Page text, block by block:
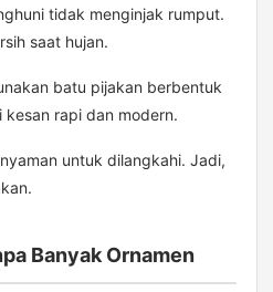
tidak menginjak rumput.
saat hujan.
batu pijakan berbentuk
rapi dan modern.
untuk dilangkahi. Jadi,
Banyak Ornamen